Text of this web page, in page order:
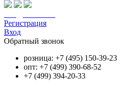
Регистрация
Вход
Обратный звонок
розница: +7 (495) 150-39-23
опт: +7 (499) 390-68-52
+7 (499) 394-20-33